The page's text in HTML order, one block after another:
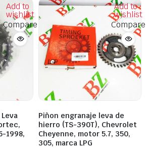
Add to
wishlist
Compare
1998,
Add to
wishlist
Compare
Piñon engranaje leva de
hierro (TS-390T), Chevrolet
Cheyenne, motor 5.7, 350,
305, marca LPG